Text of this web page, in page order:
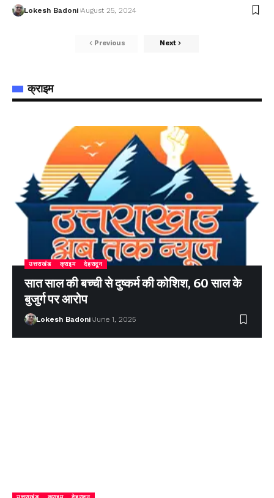
Lokesh Badoni August 25, 2024
Previous Next
क्राइम
उत्तराखंड क्राइम देहरादून
सात साल की बच्ची से दुष्कर्म की कोशिश, 60 साल के
बुजुर्ग पर आरोप
Lokesh Badoni June 1, 2025